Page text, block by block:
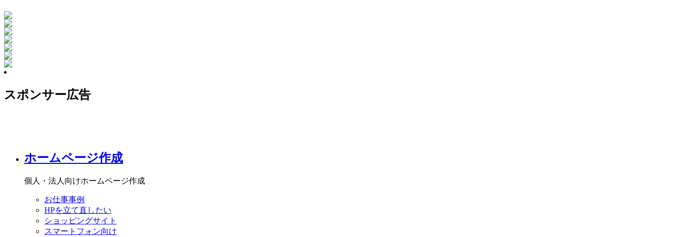
スポンサー広告
ホームページ作成
個人・法人向けホームページ作成
お仕事事例
HPを立て直したい
ショッピングサイト
スマートフォン向け